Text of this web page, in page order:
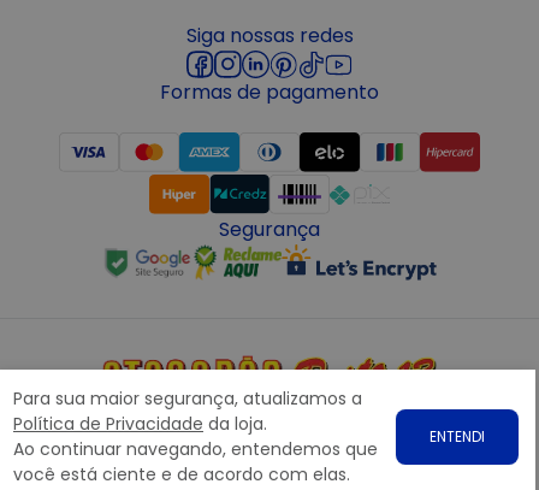
Para sua maior segurança, atualizamos a
Política de Privacidade da loja.
Ao continuar navegando, entendemos que
você está ciente e de acordo com elas.
ENTENDI
Siga nossas redes
Formas de pagamento
Segurança
Copyright © 2022 ATACADÃO POSTO 13 - Todos os direitos
reservados. CNPJ: 15.360.767/0001-07
Rodovia Presidente Dutra, nº1258 Galpão 1268 – Bairro: Prata,